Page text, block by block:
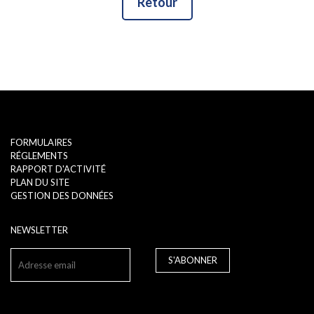
FORMULAIRES
RÉGLEMENTS
RAPPORT D'ACTIVITÉ
PLAN DU SITE
GESTION DES DONNÉES
NEWSLETTER
S'ABONNER